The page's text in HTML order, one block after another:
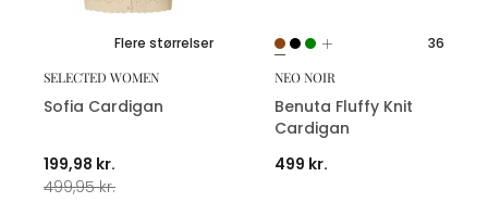
Flere størrelser
SELECTED WOMEN
Sofia Cardigan
199,98 kr.
499,95 kr.
36
NEO NOIR
Benuta Fluffy Knit
Cardigan
499 kr.